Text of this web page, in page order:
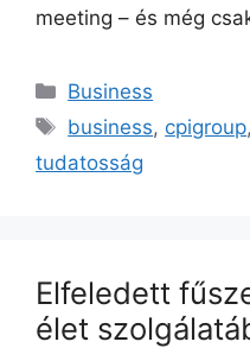
meeting – és még
Business
business, cpigroup,
tudatosság
Elfeledett
élet